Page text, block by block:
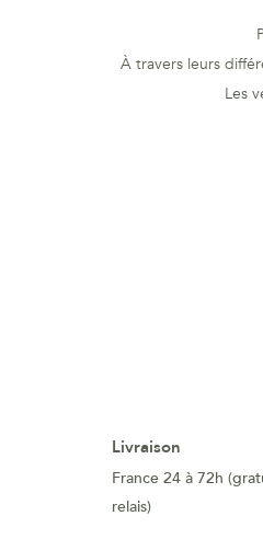
À travers leurs
Les
Livraison
France 24 à 72h
relais)